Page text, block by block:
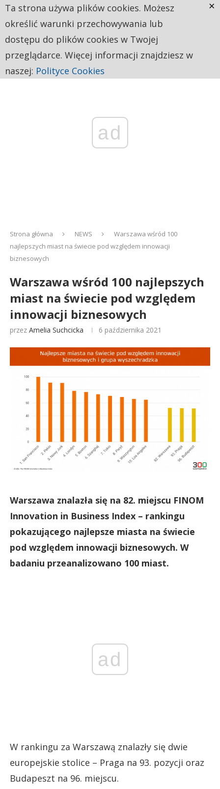
ad
Strona główna NEWS
Warszawa wśród 100
najlepszych miast na świecie pod względem innowacji
biznesowych
Warszawa wśród 100 najlepszych
miast na świecie pod względem
innowacji biznesowych
przez Amelia Suchcicka 6 października 2021
Warszawa znalazła się na 82. miejscu FINOM
Innovation in Business Index – rankingu
pokazującego najlepsze miasta na świecie
pod względem innowacji biznesowych. W
badaniu przeanalizowano 100 miast.
ad
W rankingu za Warszawą znalazły się dwie
europejskie stolice – Praga na 93. pozycji oraz
Budapeszt na 96. miejscu.
Ta strona używa plików cookies. Możesz
określić warunki przechowywania lub
dostępu do plików cookies w Twojej
przeglądarce. Więcej informacji znajdziesz w
naszej: Polityce Cookies
×